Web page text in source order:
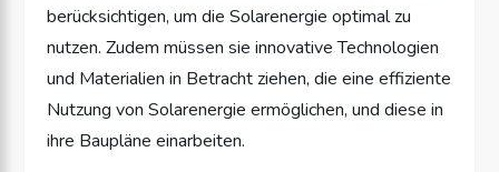
berücksichtigen, um die Solarenergie optimal zu
nutzen. Zudem müssen sie innovative Technologien
und Materialien in Betracht ziehen, die eine effiziente
Nutzung von Solarenergie ermöglichen, und diese in
ihre Baupläne einarbeiten.